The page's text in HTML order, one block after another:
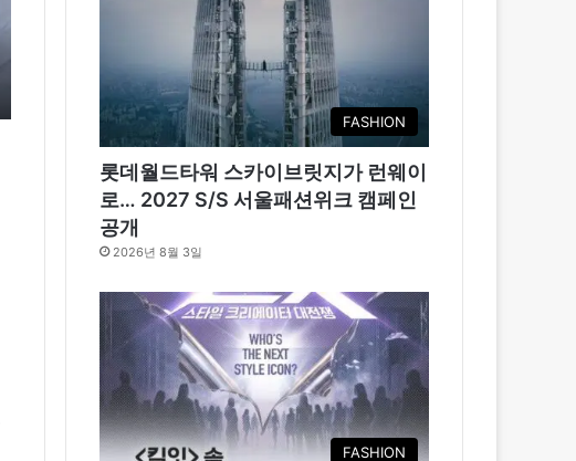
FASHION
롯데월드타워 스카이브릿지가 런웨이
로… 2027 S/S 서울패션위크 캠페인
공개
2026년 8월 3일
FASHION